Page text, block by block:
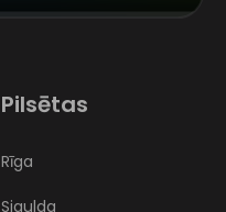
Pilsētas
Rīga
Sigulda